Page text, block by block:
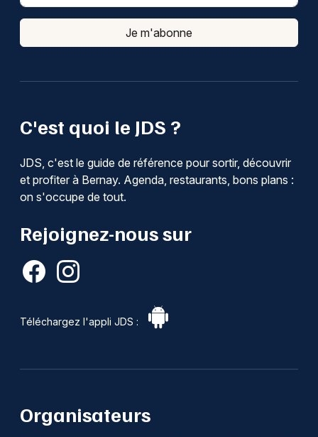
C'est quoi le JDS ?
JDS, c'est le guide de référence pour sortir, découvrir
et profiter à Bernay. Agenda, restaurants, bons plans :
on s'occupe de tout.
Rejoignez-nous sur
Téléchargez l'appli JDS :
Je m'abonne
Organisateurs